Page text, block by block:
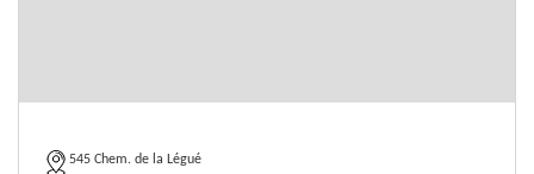
545 Chem. de la Légué